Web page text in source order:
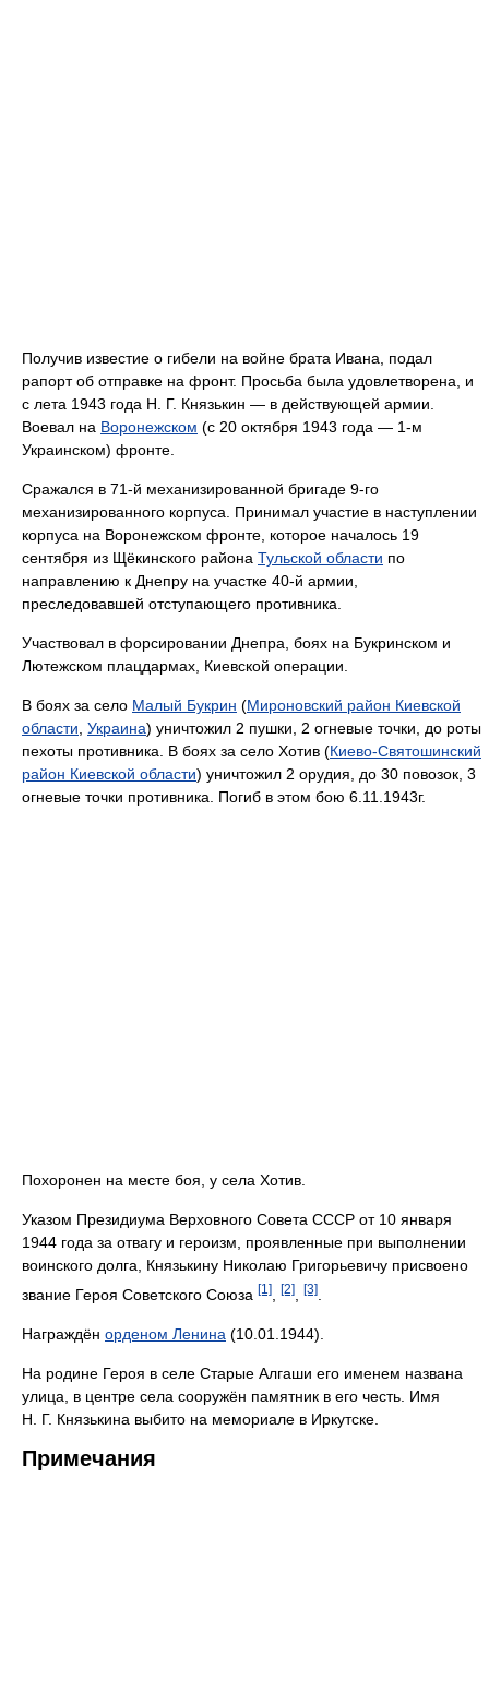
Получив известие о гибели на войне брата Ивана, подал
рапорт об отправке на фронт. Просьба была удовлетворена, и
с лета 1943 года Н. Г. Князькин — в действующей армии.
Воевал на Воронежском (с 20 октября 1943 года — 1-м
Украинском) фронте.
Сражался в 71-й механизированной бригаде 9-го
механизированного корпуса. Принимал участие в наступлении
корпуса на Воронежском фронте, которое началось 19
сентября из Щёкинского района Тульской области по
направлению к Днепру на участке 40-й армии,
преследовавшей отступающего противника.
Участвовал в форсировании Днепра, боях на Букринском и
Лютежском плацдармах, Киевской операции.
В боях за село Малый Букрин (Мироновский район Киевской
области Украина) уничтожил 2 пушки, 2 огневые точки, до роты
пехоты противника. В боях за село Хотив (Киево-Святошинский
район Киевской области) уничтожил 2 орудия, до 30 повозок, 3
огневые точки противника. Погиб в этом бою 6.11.1943г.
Похоронен на месте боя, у села Хотив.
Указом Президиума Верховного Совета СССР от 10 января
1944 года за отвагу и героизм, проявленные при выполнении
воинского долга, Князькину Николаю Григорьевичу присвоено
звание Героя Советского Союза [1] [2] [3]
Награждён орденом Ленина (10.01.1944).
На родине Героя в селе Старые Алгаши его именем названа
улица, в центре села сооружён памятник в его честь. Имя
Н. Г. Князькина выбито на мемориале в Иркутске.
Примечания